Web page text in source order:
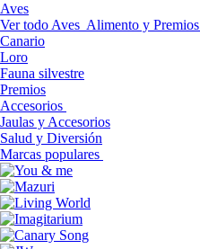
Aves
Ver todo Aves Alimento y Premios
Canario
Loro
Fauna silvestre
Premios
Accesorios
Jaulas y Accesorios
Salud y Diversión
Marcas populares